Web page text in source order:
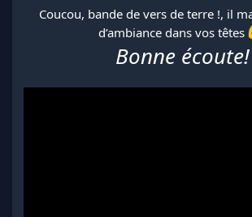
Coucou, bande de vers de terre !, il
d’ambiance dans vos têtes
Bonne écoute!